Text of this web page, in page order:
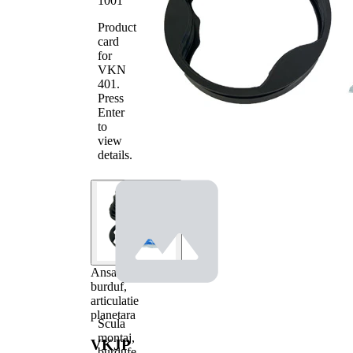
Ansamblu
burduf,
articulatie
planetara
VKJP
Product
card
for
VKN
401 .
Press
Enter
to
view
details.
Scula
montaj,